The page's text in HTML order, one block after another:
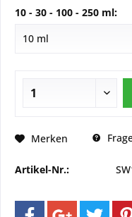
10 - 30 - 100 - 250 ml:
Merken
Artikel-Nr.: